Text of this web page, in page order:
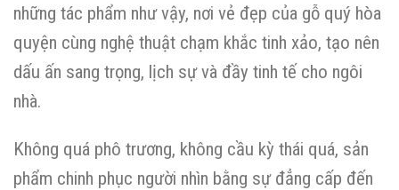
những tác phẩm như vậy, nơi vẻ đẹp của gỗ quý hòa
quyện cùng nghệ thuật chạm khắc tinh xảo, tạo nên
dấu ấn sang trọng, lịch sự và đầy tinh tế cho ngôi
nhà.
Không quá phô trương, không cầu kỳ thái quá, sản
phẩm chinh phục người nhìn bằng sự đẳng cấp đến